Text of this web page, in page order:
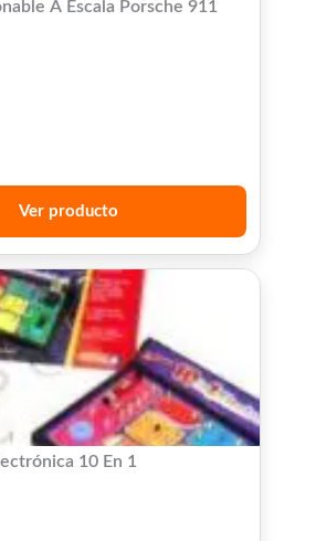
A Escala Porsche 911
Ver producto
10 En 1